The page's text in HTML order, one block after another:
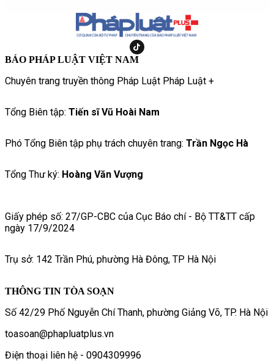
BÁO PHÁP LUẬT VIỆT NAM
Chuyên trang truyền thông Pháp Luật Pháp Luật +
Tổng Biên tập: Tiến sĩ Vũ Hoài Nam
Phó Tổng Biên tập phụ trách chuyên trang: Trần Ngọc Hà
Tổng Thư ký: Hoàng Văn Vượng
Giấy phép số: 27/GP-CBC của Cục Báo chí - Bộ TT&TT cấp
ngày 17/9/2024
Trụ sở: 142 Trần Phú, phường Hà Đông, TP Hà Nội
THÔNG TIN TÒA SOẠN
Số 42/29 Phố Nguyễn Chí Thanh, phường Giảng Võ, TP. Hà Nội
toasoan@phapluatplus.vn
Điện thoại liên hệ - 0904309996